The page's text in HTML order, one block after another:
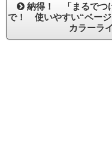
納得！ 「まるでつ
で！ 使いやすい“ベー
カラーラ